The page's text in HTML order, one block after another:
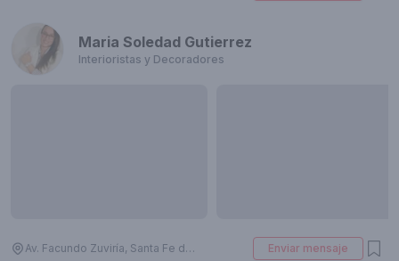
Maria Soledad Gutierrez
Interioristas y Decoradores
Av. Facundo Zuviría, Santa Fe de la Vera Cruz, Santa Fe, Argentina Enviar mensaje